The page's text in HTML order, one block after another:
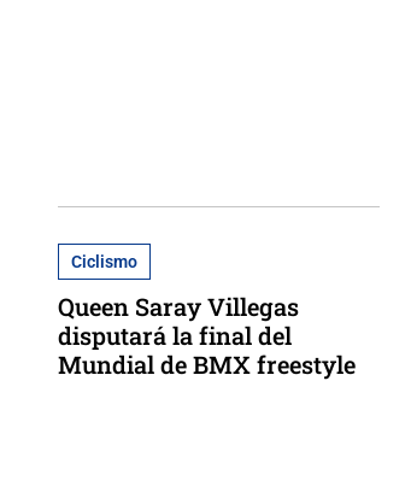
Ciclismo
Queen Saray Villegas
disputará la final del
Mundial de BMX freestyle